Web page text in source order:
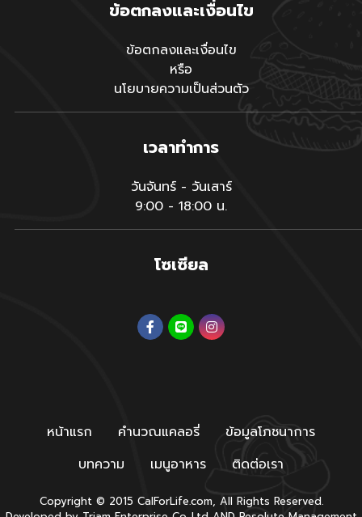
ข้อตกลงและเงื่อนไข
ข้อตกลงและเงื่อนไข
หรือ
นโยบายความเป็นส่วนตัว
เวลาทำการ
วันจันทร์ - วันเสาร์
9:00 - 18:00 น.
โซเซียล
หน้าแรก คำนวณแคลอรี่
ข้อมูลโภชนาการ
บทความ
เมนูอาหาร ติดต่อเรา
Copyright © 2015 CalForLife.com, All Rights Reserved.